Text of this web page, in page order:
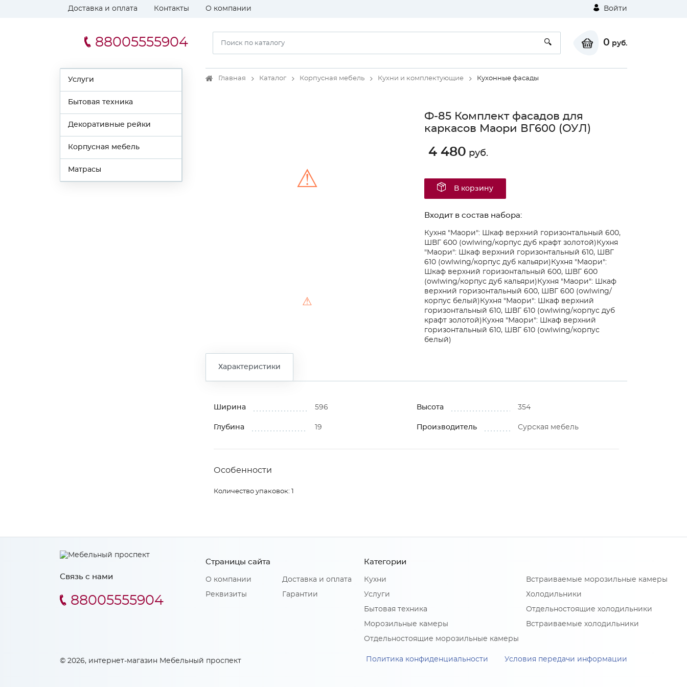
Доставка и оплата Контакты О компании Войти
88005555904 0 руб.
Услуги
Бытовая техника
Декоративные рейки
Корпусная мебель
Матрасы
Главная Каталог Корпусная мебель Кухни и комплектующие Кухонные фасады
⚠
⚠
Ф-85 Комплект фасадов для
каркасов Маори ВГ600 (ОУЛ)
4 480 руб.
В корзину
Входит в состав набора:
Кухня "Маори": Шкаф верхний горизонтальный 600,
ШВГ 600 (owlwing/корпус дуб крафт золотой) Кухня
"Маори": Шкаф верхний горизонтальный 610, ШВГ
610 (owlwing/корпус дуб кальяри) Кухня "Маори":
Шкаф верхний горизонтальный 600, ШВГ 600
(owlwing/корпус дуб кальяри) Кухня "Маори": Шкаф
верхний горизонтальный 600, ШВГ 600 (owlwing/
корпус белый) Кухня "Маори": Шкаф верхний
горизонтальный 610, ШВГ 610 (owlwing/корпус дуб
крафт золотой) Кухня "Маори": Шкаф верхний
горизонтальный 610, ШВГ 610 (owlwing/корпус
белый)
Характеристики
Ширина 596 Высота 354
Глубина 19 Производитель Сурская мебель
Особенности
Количество упаковок: 1
Связь с нами
88005555904
Страницы сайта
О компании
Реквизиты
Доставка и оплата
Гарантии
Категории
Кухни
Услуги
Бытовая техника
Морозильные камеры
Отдельностоящие морозильные камеры
Встраиваемые морозильные камеры
Холодильники
Отдельностоящие холодильники
Встраиваемые холодильники
© 2026, интернет-магазин Мебельный проспект Политика конфиденциальности Условия передачи информации